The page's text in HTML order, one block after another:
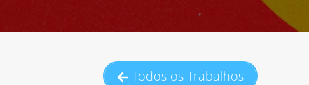
Todos os Trabalhos